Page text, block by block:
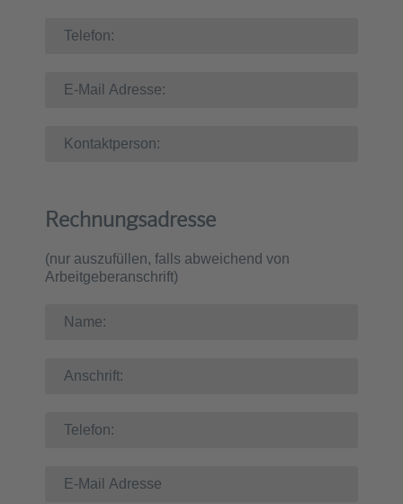
Rechnungsadresse
(nur auszufüllen, falls abweichend von
Arbeitgeberanschrift)